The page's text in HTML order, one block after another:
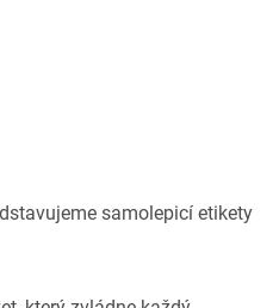
samolepicí etikety